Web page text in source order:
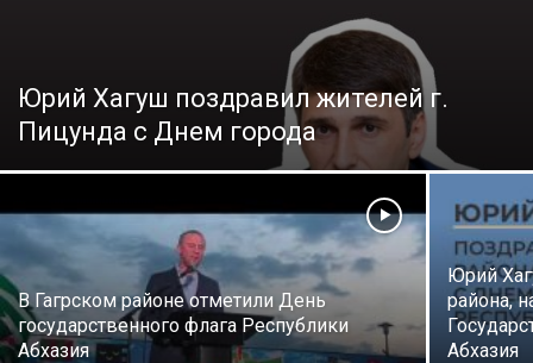
Юрий Хагуш поздравил жителей г.
Пицунда с Днем города
В Гагрском районе отметили День
государственного флага Республики
Абхазия
Юрий
района,
Абхазия